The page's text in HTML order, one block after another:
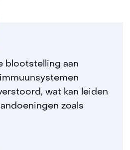
blootstelling aan
wat kan leiden
zoals